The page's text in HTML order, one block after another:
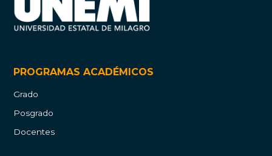
PROGRAMAS ACADÉMICOS
Grado
Posgrado
Docentes